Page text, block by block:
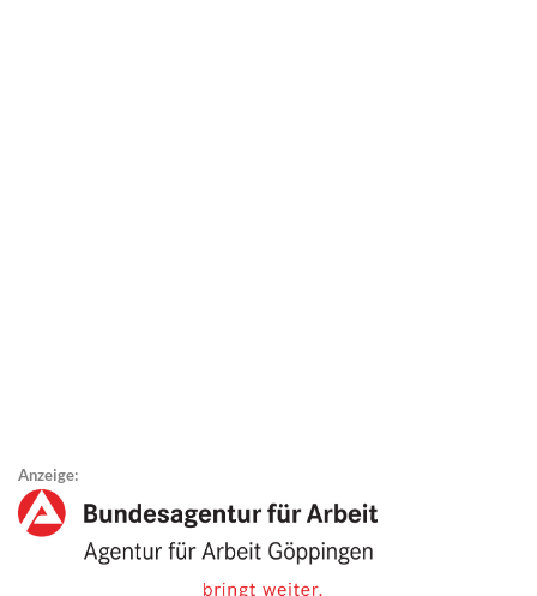
Anzeige: